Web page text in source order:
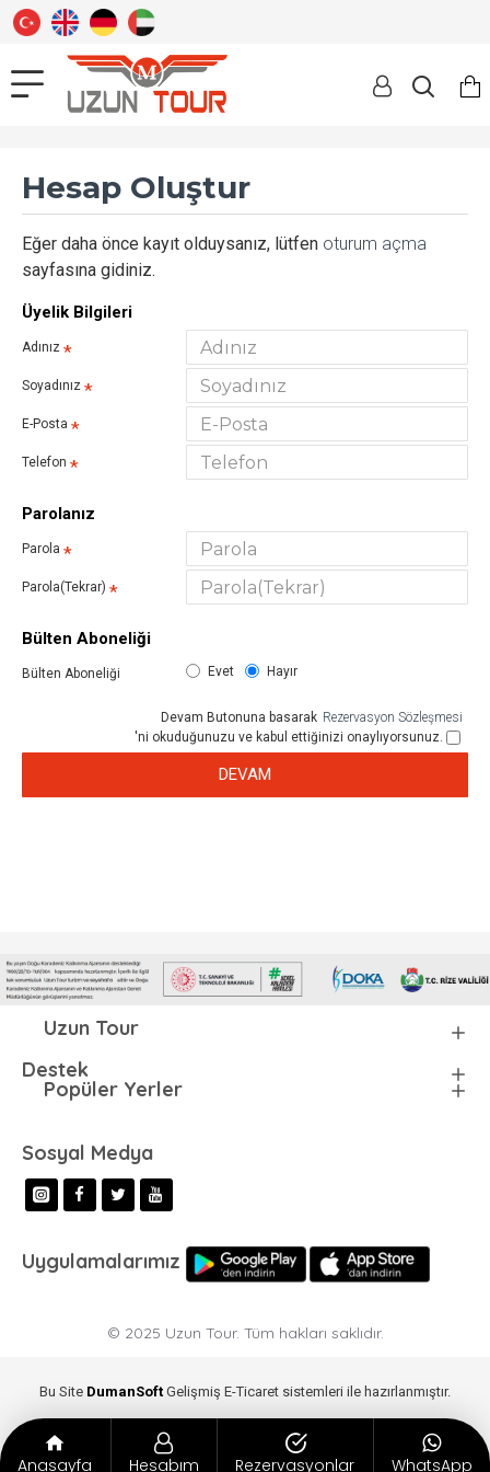
Hesap Oluştur
Eğer daha önce kayıt olduysanız, lütfen oturum açma
sayfasına gidiniz.
Üyelik Bilgileri
Adınız
Soyadınız
E-Posta
Telefon
Parolanız
Parola
Parola(Tekrar)
Bülten Aboneliği
Bülten Aboneliği Evet Hayır
Devam Butonuna basarak Rezervasyon Sözleşmesi
'ni okuduğunuzu ve kabul ettiğinizi onaylıyorsunuz.
DEVAM
Uzun Tour
Destek
Popüler Yerler
Sosyal Medya
Uygulamalarımız
© 2025 Uzun Tour. Tüm hakları saklıdır.
Bu Site DumanSoftGelişmiş E-Ticaret sistemleri ile hazırlanmıştır.
Anasayfa Hesabım Rezervasyonlar WhatsApp